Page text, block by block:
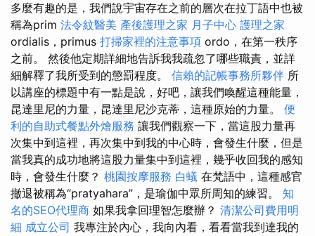
多麼有趣的是，我們說宇宙存在之前的層次在拉丁語中也被
稱為prim 法令紋醫美 產後護理之家 月子中心 護理之家
ordialis，primus 打掃家裡的注意事項 ordo，在第一秩序
之前。 然後他定期詳細地告訴我我疏忽了哪些職責，並詳
細解釋了我所受到的懲罰程度。 信賴的記帳事務所夥伴 所
以講座的標題中有一點是說，好吧，讓我們喚醒這種能量，
昆達里尼的力量，昆達里尼沙克蒂，這種原始的力量。 便
利的自助式餐點外燴服務 讓我們觀察一下，當這股力量再
次集中到這裡，再次集中到我的中心時，會發生什麼，但是
當我真的成功地將這股力量集中到這裡，幾乎收回我的感知
時，會發生什麼？ 桃園按摩服務 白蟻 在梵語中，這種感官
撤退被稱為“pratyahara”，是瑜伽中眾所周知的練習。 知
名的SEO代理商 如果我拿回理智怎麼辦？ 清潔公司費用明
細 成立公司 我專注於內心，我向內看，看看當我到達我的